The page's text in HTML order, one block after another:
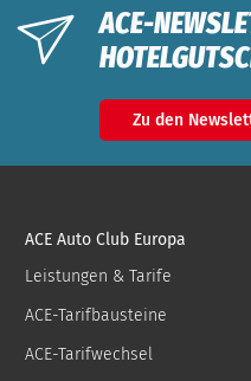
ACE-
Zu den
ACE Auto Club Europa
Leistungen & Tarife
ACE-Tarifbausteine
ACE-Tarifwechsel